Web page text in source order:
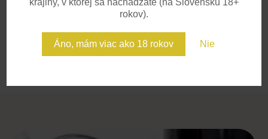
krajiny, v ktorej sa nachádzate (na Slovensku 18+
rokov).
Áno, mám viac ako 18 rokov Nie